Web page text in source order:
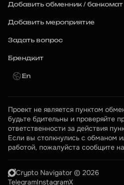
Добавить обменник / банкомат
Добавить мероприятие
Задать вопрос
Брендкит
En
Проект не является пунктом
будьте бдительны и проверяйте
ответственности за действия
Если вы столкнулись с обманом
работой, пожалуйста сообщите
Crypto Navigator © 2026
TelegramInstagramX